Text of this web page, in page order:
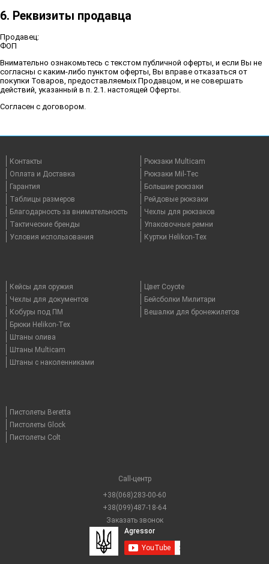
6. Реквизиты продавца
Продавец:
ФОП
Внимательно ознакомьтесь с текстом публичной оферты, и если Вы не
согласны с каким-либо пунктом оферты, Вы вправе отказаться от
покупки Товаров, предоставляемых Продавцом, и не совершать
действий, указанный в п. 2.1. настоящей Оферты.
Согласен с договором.
Контакты
Оплата и Доставка
Гарантия
Таблицы размеров
Благодарность за внимательность
Тактические бренды
Условия использования
Рюкзаки Multicam
Рюкзаки Mil-Tec
Большие рюкзаки
Рейдовые рюкзаки
Чехлы для рюкзаков
Упаковочные ремни
Куртки Helikon-Tex
Кейсы для оружия
Чехлы для документов
Кобуры под ПМ
Брюки Helikon-Tex
Штаны олива
Штаны Multicam
Штаны с наколенниками
Цвет Coyote
Бейсболки Милитари
Вешалки для бронежилетов
Пистолеты Beretta
Пистолеты Glock
Пистолеты Colt
Call-центр
+38(068)283-00-60
+38(099)487-18-64
Заказать звонок